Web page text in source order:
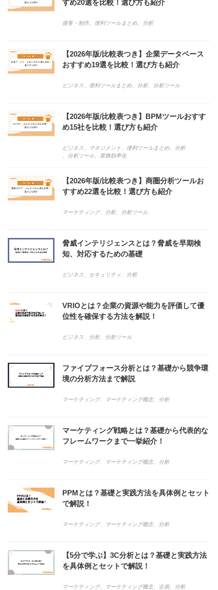
すめ20選を比較！選び方も紹介
接客・制作、 便利ツールまとめ 分析
【2026年版/比較表つき】企業データベース
おすすめ19選を比較！選び方も紹介
ビジネス 便利ツールまとめ 分析、 分析ツール
【2026年版/比較表つき】BPMツールおすす
め15社を比較！選び方も紹介
ビジネス マネジメント 便利ツールまとめ
分析
分析ツール、 業務効率化
【2026年版/比較表つき】商圏分析ツールお
すすめ22選を比較！選び方も紹介
マーケティング、 分析、 分析ツール
脅威インテリジェンスとは？脅威を早期検
知、対応するための基礎
ビジネス セキュリティ 分析
VRIOとは？企業の資源や能力を評価して優
位性を確保する方法を解説！
ビジネス 分析、 分析ツール
ファイブフォース分析とは？基礎から競争環
境の分析方法まで解説
マーケティング、 マーケティング概念、 分析
マーケティング戦略とは？基礎から代表的な
フレームワークまで一挙紹介！
マーケティング、 マーケティング概念、 分析
PPMとは？基礎と実践方法を具体例とセット
で解説！
マーケティング、 マーケティング概念、 分析
【5分で学ぶ】3C分析とは？基礎と実践方法
を具体例とセットで解説！
マーケティング、 マーケティング概念、 企画、 分析